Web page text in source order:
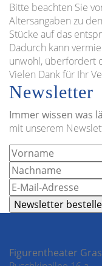
Bitte beachten Sie
Altersangaben zu
Stücke auf das
Dadurch kann
unwohl, überfordert
Vielen Dank für Ihr
Newsletter
Immer wissen was
mit unserem
Figurentheater